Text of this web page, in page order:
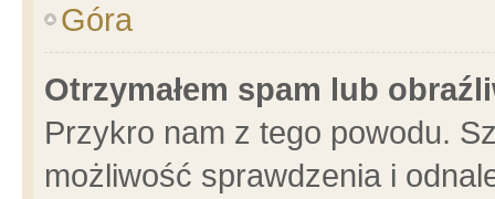
Góra
Otrzymałem spam lub
Przykro nam z tego powodu.
możliwość sprawdzenia i